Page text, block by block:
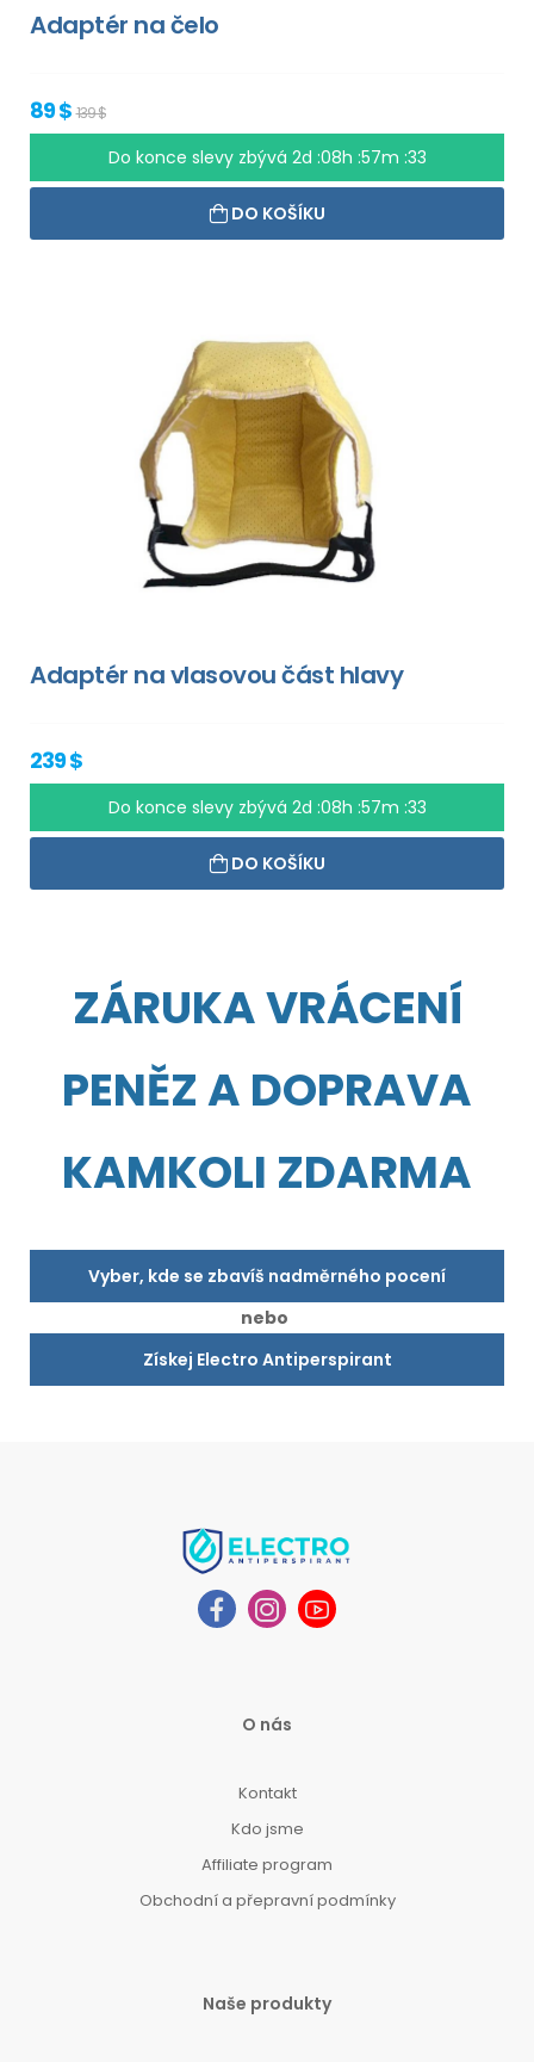
Adaptér na čelo
89 $139 $
Do konce slevy zbývá 2d :08h :57m :33
DO KOŠÍKU
Adaptér na vlasovou část hlavy
239 $
Do konce slevy zbývá 2d :08h :57m :33
DO KOŠÍKU
ZÁRUKA VRÁCENÍ
PENĚZ A DOPRAVA
KAMKOLI ZDARMA
Vyber, kde se zbavíš nadměrného pocení
nebo
Získej Electro Antiperspirant
O nás
Kontakt
Kdo jsme
Affiliate program
Obchodní a přepravní podmínky
Naše produkty